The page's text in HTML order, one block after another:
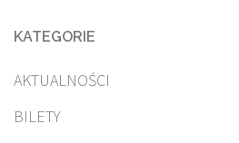
KATEGORIE
AKTUALNOŚCI
BILETY